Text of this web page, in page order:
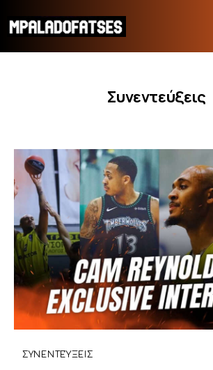
ΜΟΥΝΤΙΑΛ 2026
ΜΠΑΣΚΕΤ
ΣΠΟΡ
ΣΥΝΕΝΤΕΥΞΕΙΣ
BLOGS
BEYOND SPORTS
ΑΦΙΕΡΩΜΑΤΑ
Συνεντεύξεις
ΣΥΝΕΝΤΕΎΞΕΙΣ